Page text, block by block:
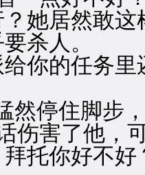
居然敢这
杀人。
的任务里
住脚步，
害了他，可
托你好不